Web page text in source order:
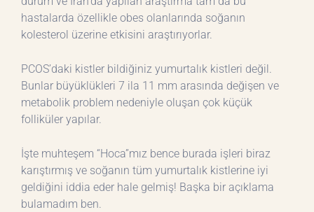
hastalarda özellikle obes olanlarında soğanın
kolesterol üzerine etkisini araştırıyorlar.
PCOS’daki kistler bildiğiniz yumurtalık kistleri değil.
Bunlar büyüklükleri 7 ila 11 mm arasında değişen ve
metabolik problem nedeniyle oluşan çok küçük
folliküler yapılar.
İşte muhteşem “Hoca”mız bence burada işleri biraz
karıştırmış ve soğanın tüm yumurtalık kistlerine iyi
geldiğini iddia eder hale gelmiş! Başka bir açıklama
bulamadım ben.